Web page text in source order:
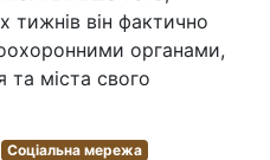
тижнів він фактично
органами,
та міста свого
Соціальна мережа